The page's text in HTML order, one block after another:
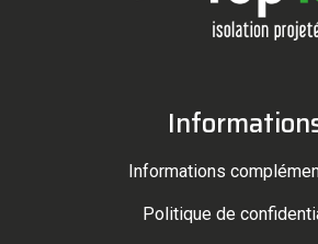
Informations
Politique de